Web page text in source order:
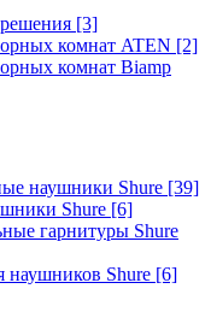
[3]
комнат ATEN [2]
комнат Biamp
наушники Shure [39]
Shure [6]
гарнитуры Shure
наушников Shure [6]